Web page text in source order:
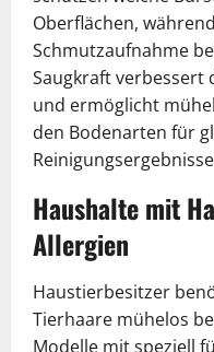
Oberflächen,
Schmutzaufnahme
Saugkraft verbessert
und ermöglicht
den Bodenarten für
Haushalte mit
Allergien
Haustierbesitzer
Tierhaare mühelos
Modelle mit speziell